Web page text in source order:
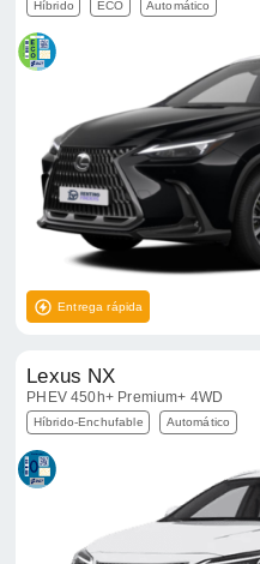
Híbrido ECO Automático
Entrega rápida
Lexus NX
PHEV 450h+ Premium+ 4WD
Híbrido-Enchufable Automático